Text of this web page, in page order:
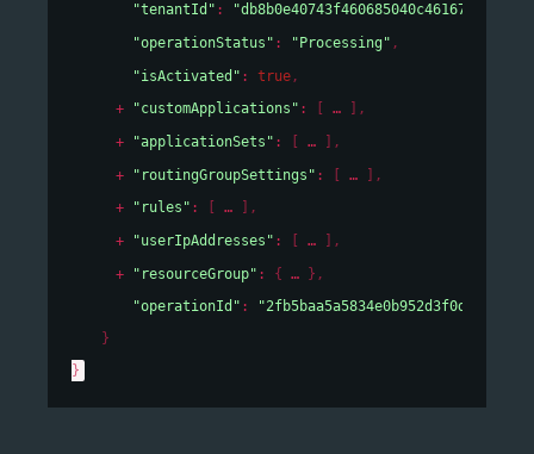
"tenantId" : "db8b0e40743f460685040c46167cf19e"
"operationStatus" : "Processing" ,
"isActivated" : true,
"customApplications" :
,
"applicationSets" :
,
"routingGroupSettings" : [ ] ,
"rules" :
,
"userIpAddresses" :
,
"resourceGroup" : { } ,
"operationId" :
}
}